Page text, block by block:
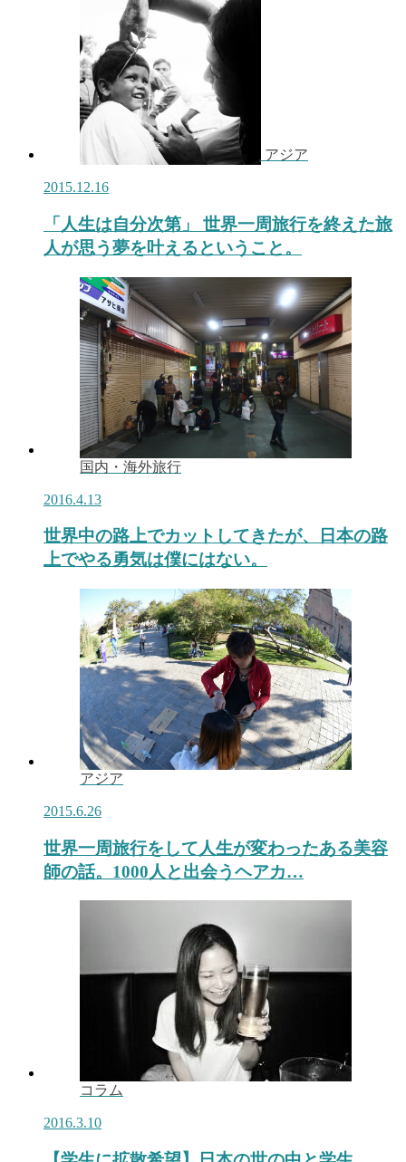
アジア
2015.12.16
「人生は自分次第」 世界一周旅行を終えた旅
人が思う夢を叶えるということ。
国内・海外旅行
2016.4.13
世界中の路上でカットしてきたが、日本の路
上でやる勇気は僕にはない。
アジア
2015.6.26
世界一周旅行をして人生が変わったある美容
師の話。1000人と出会うヘアカ…
コラム
2016.3.10